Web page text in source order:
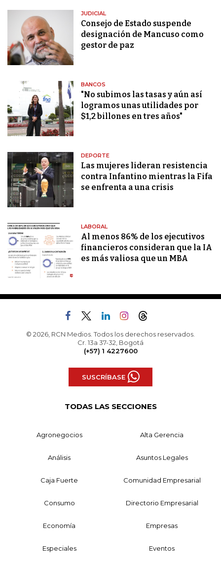
JUDICIAL
Consejo de Estado suspende
designación de Mancuso como
gestor de paz
BANCOS
"No subimos las tasas y aún así
logramos unas utilidades por
$1,2 billones en tres años"
DEPORTE
Las mujeres lideran resistencia
contra Infantino mientras la Fifa
se enfrenta a una crisis
LABORAL
Al menos 86% de los ejecutivos
financieros consideran que la IA
es más valiosa que un MBA
© 2026, RCN Medios. Todos los derechos reservados.
Cr. 13a 37-32, Bogotá
(+57) 1 4227600
SUSCRÍBASE
TODAS LAS SECCIONES
Agronegocios Alta Gerencia
Análisis Asuntos Legales
Caja Fuerte Comunidad Empresarial
Consumo Directorio Empresarial
Economía Empresas
Especiales Eventos